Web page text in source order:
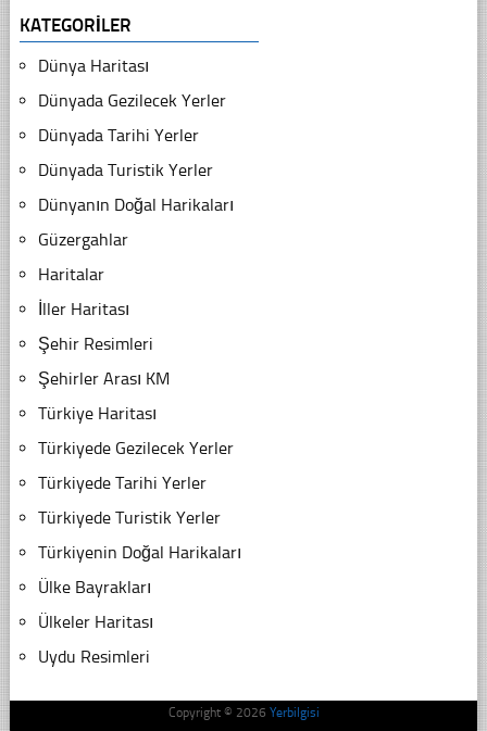
KATEGORILER
Dünya Haritası
Dünyada Gezilecek Yerler
Dünyada Tarihi Yerler
Dünyada Turistik Yerler
Dünyanın Doğal Harikaları
Güzergahlar
Haritalar
İller Haritası
Şehir Resimleri
Şehirler Arası KM
Türkiye Haritası
Türkiyede Gezilecek Yerler
Türkiyede Tarihi Yerler
Türkiyede Turistik Yerler
Türkiyenin Doğal Harikaları
Ülke Bayrakları
Ülkeler Haritası
Uydu Resimleri
Copyright © 2026 Yerbilgisi